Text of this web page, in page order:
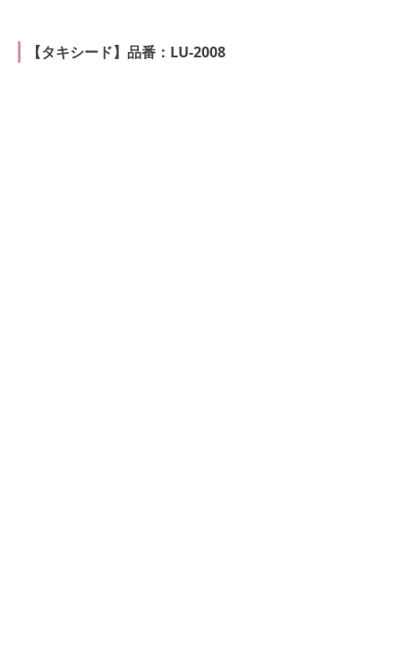
【タキシード】品番：LU-2008